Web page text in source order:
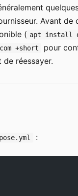
Avant
( apt install
+short
pour
de réessayer.
: